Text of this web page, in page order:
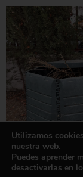
Utilizamos
nuestra web.
Puedes aprender
desactivarlas en